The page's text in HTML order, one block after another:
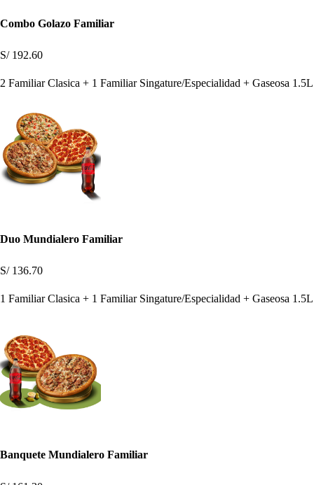
Combo Golazo Familiar
S/ 192.60
2 Familiar Clasica + 1 Familiar Singature/Especialidad + Gaseosa 1.5L
Duo Mundialero Familiar
S/ 136.70
1 Familiar Clasica + 1 Familiar Singature/Especialidad + Gaseosa 1.5L
Banquete Mundialero Familiar